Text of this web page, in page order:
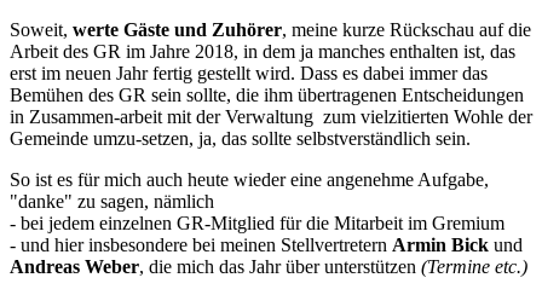
Soweit, werte Gäste und Zuhörer, meine kurze Rückschau auf die
Arbeit des GR im Jahre 2018, in dem ja manches enthalten ist, das
erst im neuen Jahr fertig gestellt wird. Dass es dabei immer das
Bemühen des GR sein sollte, die ihm übertragenen Entscheidungen
in Zusammen-arbeit mit der Verwaltung zum vielzitierten Wohle der
Gemeinde umzu-setzen, ja, das sollte selbstverständlich sein.
So ist es für mich auch heute wieder eine angenehme Aufgabe,
"danke" zu sagen, nämlich
- bei jedem einzelnen GR-Mitglied für die Mitarbeit im Gremium
- und hier insbesondere bei meinen Stellvertretern Armin Bick und
Andreas Weber, die mich das Jahr über unterstützen (Termine etc.)